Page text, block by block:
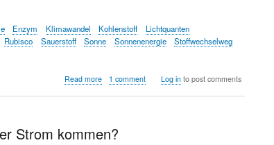
Enzym Klimawandel Kohlenstoff
Lichtquanten
Rubisco Sauerstoff Sonne Sonnenenergie
Stoffwechselweg
Read moreabout
dem
1 comment Log into post comments
Strom kommen?